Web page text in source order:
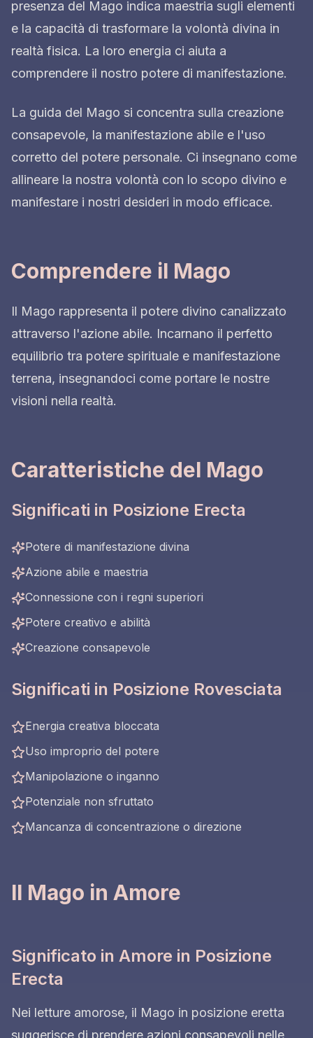
presenza del Mago indica maestria sugli elementi
e la capacità di trasformare la volontà divina in
realtà fisica. La loro energia ci aiuta a
comprendere il nostro potere di manifestazione.
La guida del Mago si concentra sulla creazione
consapevole, la manifestazione abile e l'uso
corretto del potere personale. Ci insegnano come
allineare la nostra volontà con lo scopo divino e
manifestare i nostri desideri in modo efficace.
Comprendere il Mago
Il Mago rappresenta il potere divino canalizzato
attraverso l'azione abile. Incarnano il perfetto
equilibrio tra potere spirituale e manifestazione
terrena, insegnandoci come portare le nostre
visioni nella realtà.
Caratteristiche del Mago
Significati in Posizione Erecta
Potere di manifestazione divina
Azione abile e maestria
Connessione con i regni superiori
Potere creativo e abilità
Creazione consapevole
Significati in Posizione Rovesciata
Energia creativa bloccata
Uso improprio del potere
Manipolazione o inganno
Potenziale non sfruttato
Mancanza di concentrazione o direzione
Il Mago in Amore
Significato in Amore in Posizione
Erecta
Nei letture amorose, il Mago in posizione eretta
suggerisce di prendere azioni consapevoli nelle